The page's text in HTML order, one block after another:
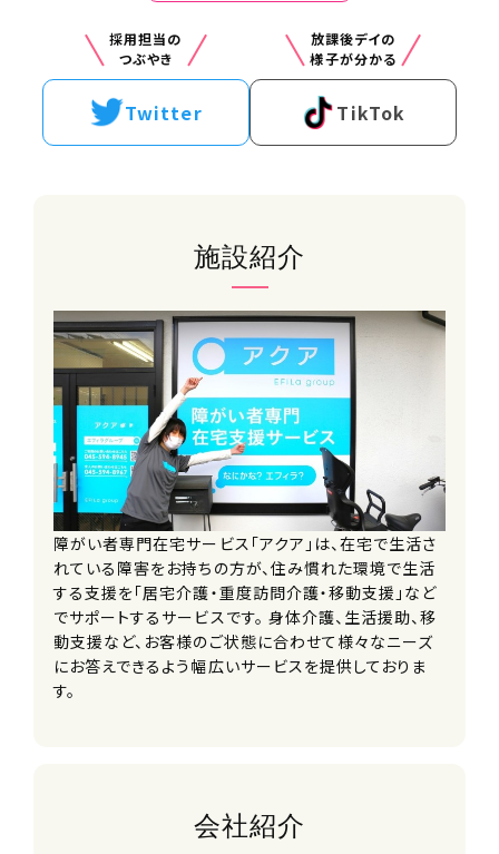
勤務先住所
相鉄本線 大和駅から徒歩で3分
相鉄・JR直通線 大和駅から徒歩で3分
手当
資格手当
永年勤続手当
雇用形態
正社員
勤務時間（勤務体系）
勤務時間目安
■日勤／9：00～18：00
■夜勤／20：00～翌8：00
※上記の勤務時間は目安で、担当する
現場によって前後します。
採用担当の
つぶやき
Twitter
放課後デイの
様子が分かる
TikTok
施設紹介
障がい者専門在宅サービス「アクア」は、在宅で生活さ
れている障害をお持ちの方が、住み慣れた環境で生活
する支援を「居宅介護・重度訪問介護・移動支援」など
でサポートするサービスです。 身体介護、生活援助、移
動支援など、お客様のご状態に合わせて様々なニーズ
にお答えできるよう幅広いサービスを提供しておりま
す。
会社紹介